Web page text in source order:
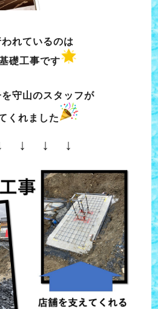
れているのは
礎工事です
守山のスタッフが
くれました
↓ ↓ ↓